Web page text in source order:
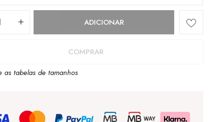
ADICIONAR
COMPRAR
as tabelas de tamanhos